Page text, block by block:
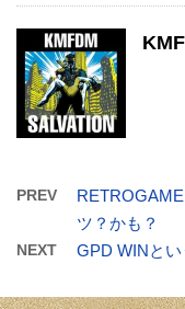
PREV
ツ？かも？
NEXT GPD WINと